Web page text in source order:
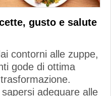
gusto e salute
contorni alle zuppe,
gode di ottima
adeguare alle